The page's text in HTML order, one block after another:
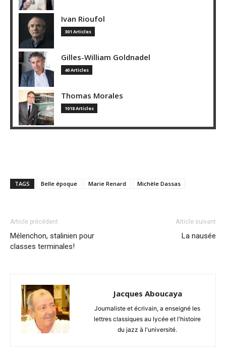
Ivan Rioufol
301 Articles
Gilles-William Goldnadel
40 Articles
Thomas Morales
1018 Articles
TAGS Belle époque Marie Renard Michèle Dassas
Article précédent
Mélenchon, stalinien pour
classes terminales!
Article suivant
La nausée
Jacques Aboucaya
Journaliste et écrivain, a enseigné les
lettres classiques au lycée et l'histoire
du jazz à l'université.